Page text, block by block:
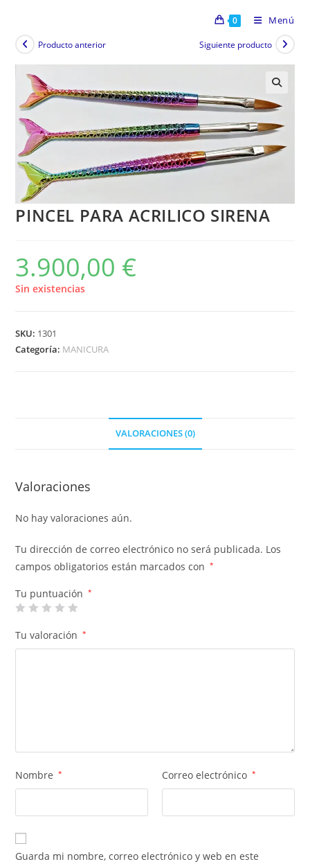
0 Menú
Producto anterior Siguiente producto
PINCEL PARA ACRILICO SIRENA
3.900,00 €
Sin existencias
SKU: 1301
Categoría: MANICURA
VALORACIONES (0)
Valoraciones
No hay valoraciones aún.
Tu dirección de correo electrónico no será publicada. Los
campos obligatorios están marcados con
*
Tu puntuación *
Tu valoración *
Nombre * Correo electrónico *
Guarda mi nombre, correo electrónico y web en este